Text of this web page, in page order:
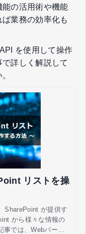
の活用術や機能
業務の効率化も
を使用して操作
詳しく解説して
リストを操
SharePoint が提供す
から様々な情報の
では、Webパーツ